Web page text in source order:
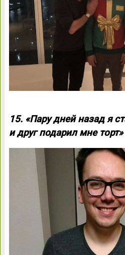
15. «Пару дней назад я
и друг подарил мне торт»